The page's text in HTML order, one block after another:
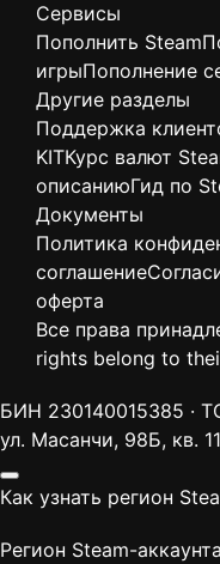
Сервисы
Пополнить Steam
игрыПополнение
Другие разделы
Поддержка
KITКурс валют
описаниюГид по
Документы
Политика
соглашение
оферта
Все права
rights belong to
БИН 230140015385 ·
ул. Масанчи, 98Б, кв.
Как узнать регион
Регион Steam-